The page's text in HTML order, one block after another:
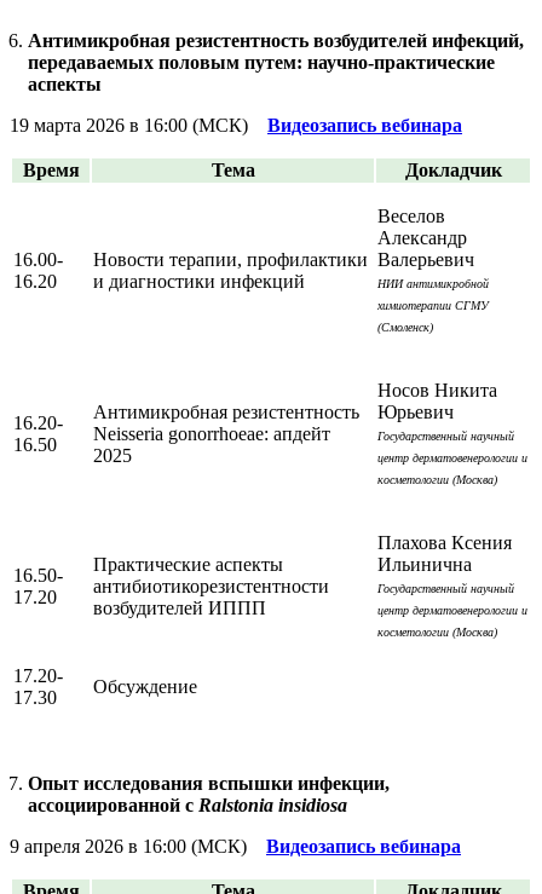
Антимикробная резистентность возбудителей инфекций,
передаваемых половым путем: научно-практические
аспекты
19 марта 2026 в 16:00 (МСК) Видеозапись вебинара
Время Тема Докладчик
16.00-
16.20
Новости терапии, профилактики
и диагностики инфекций
Веселов
Александр
Валерьевич
НИИ антимикробной
химиотерапии СГМУ
(Смоленск)
16.20-
16.50
Антимикробная резистентность
Neisseria gonorrhoeae: апдейт
2025
Носов Никита
Юрьевич
Государственный научный
центр дерматовенерологии и
косметологии (Москва)
16.50-
17.20
Практические аспекты
антибиотикорезистентности
возбудителей ИППП
Плахова Ксения
Ильинична
Государственный научный
центр дерматовенерологии и
косметологии (Москва)
17.20-
17.30
Обсуждение
Опыт исследования вспышки инфекции,
ассоциированной с Ralstonia insidiosa
9 апреля 2026 в 16:00 (МСК) Видеозапись вебинара